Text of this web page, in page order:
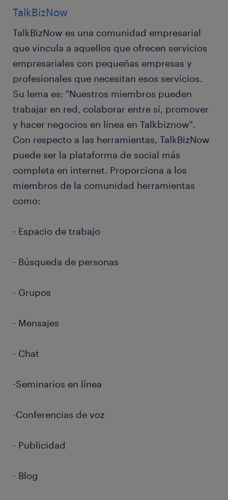
TalkBizNow
TalkBizNow es una comunidad empresarial
que vincula a aquellos que ofrecen servicios
empresariales con pequeñas empresas y
profesionales que necesitan esos servicios.
Su lema es: "Nuestros miembros pueden
trabajar en red, colaborar entre sí, promover
y hacer negocios en línea en Talkbiznow".
Con respecto a las herramientas, TalkBizNow
puede ser la plataforma de social más
completa en internet. Proporciona a los
miembros de la comunidad herramientas
como:
- Espacio de trabajo
- Búsqueda de personas
- Grupos
- Mensajes
- Chat
-Seminarios en línea
-Conferencias de voz
- Publicidad
- Blog